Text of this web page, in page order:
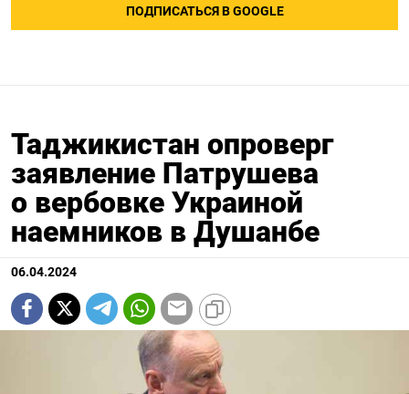
ПОДПИСАТЬСЯ В GOOGLE
Таджикистан опроверг
заявление Патрушева
о вербовке Украиной
наемников в Душанбе
06.04.2024